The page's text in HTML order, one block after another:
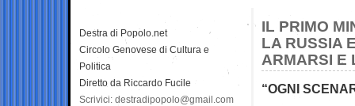
IL PRIMO
LA RUSSIA
ARMARSI E
“OGNI
Destra di Popolo.net
Circolo Genovese di Cultura e
Politica
Diretto da Riccardo Fucile
Scrivici: destradipopolo@gmail.com